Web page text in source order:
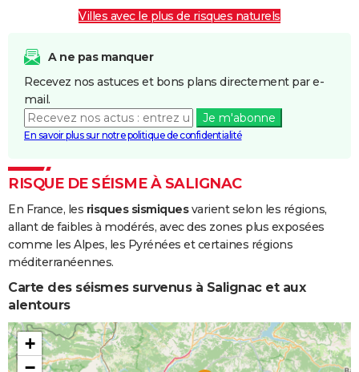
Villes avec le plus de risques naturels
A ne pas manquer
Recevez nos astuces et bons plans directement par e-
mail.
Je m'abonne
En savoir plus sur notre politique de confidentialité
RISQUE DE SÉISME À SALIGNAC
En France, les risques sismiquesvarient selon les régions,
allant de faibles à modérés, avec des zones plus exposées
comme les Alpes, les Pyrénées et certaines régions
méditerranéennes.
Carte des séismes survenus à Salignac et aux
alentours
+
−